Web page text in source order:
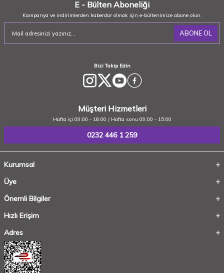
E - Bülten Aboneliği
Kampanya ve indirimlerden haberdar olmak için e-bültenimize abone olun.
ABONE OL
Bizi Takip Edin
Müşteri Hizmetleri
Hafta içi 09:00 - 18:00 / Hafta sonu 09:00 - 15:00
0232 446 1 259
Kurumsal
Üye
Önemli Bilgiler
Hızlı Erişim
Adres